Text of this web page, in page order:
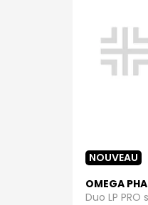
NOUVEAU
OMEGA
Duo LP